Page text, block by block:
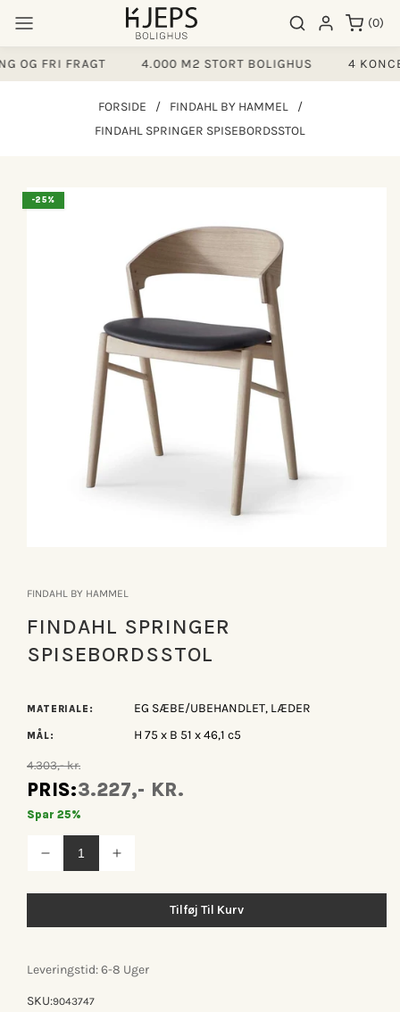
indhold
Søgeresultater
Log ind (0)
0
varer
OG FRI FRAGT 4.000 M2 STORT BOLIGHUS 4
FORSIDE / FINDAHL BY HAMMEL
/
FINDAHL SPRINGER SPISEBORDSSTOL
-25%
til
iFINDAHL BY HAMMEL
FINDAHL SPRINGER
SPISEBORDSSTOL
MATERIALE: EG SÆBE/UBEHANDLET, LÆDER
MÅL: H 75 x B 51 x 46,1 c5
4.303,- kr.
PRIS:3.227,- KR.
Spar 25%
Reducer
antallet
spisebordsstol
Øg
spisebordsstol
Tilføj Til Kurv
Leveringstid: 6-8 Uger
SKU:9043747